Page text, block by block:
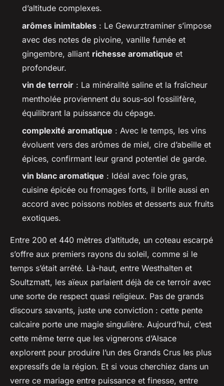
d’altitude complexes.
arômes inimitables : Le Gewurztraminer s’impose
avec des notes de pivoine, vanille fumée et
gingembre, alliant richesse aromatique et
profondeur.
vin de terroir : La minéralité saline et la fraîcheur
mentholée proviennent du sous-sol fossilifère,
équilibrant la puissance du cépage.
complexité aromatique : Avec le temps, les vins
évoluent vers des arômes de miel, cire d’abeille et
épices, confirmant leur grand potentiel de garde.
vin blanc aromatique : Idéal avec foie gras,
cuisine épicée ou fromages forts, il brille aussi en
accord avec poissons nobles et desserts aux fruits
exotiques.
Entre 200 et 440 mètres d’altitude, un coteau escarpé
s’offre aux premiers rayons du soleil, comme si le
temps s’était arrêté. Là-haut, entre Westhalten et
Soultzmatt, les aïeux parlaient déjà de ce terroir avec
une sorte de respect quasi religieux. Pas de grands
discours savants, juste une conviction : cette pente
calcaire porte une magie singulière. Aujourd’hui, c’est
cette même terre que les vignerons d’Alsace
explorent pour produire l’un des Grands Crus les plus
expressifs de la région. Et si vous cherchiez dans un
verre ce mariage entre puissance et finesse, entre